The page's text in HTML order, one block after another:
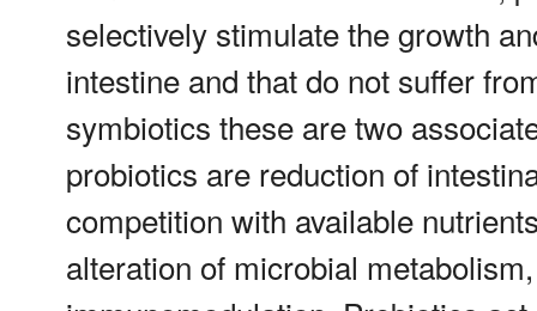
selectively stimulate the growth
intestine and that do not suffer
symbiotics these are two
probiotics are reduction of
competition with available
alteration of microbial